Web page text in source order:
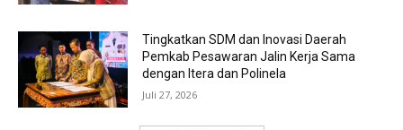
Tingkatkan SDM dan Inovasi Daerah
Pemkab Pesawaran Jalin Kerja Sama
dengan Itera dan Polinela
Juli 27, 2026